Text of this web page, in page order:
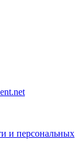
и персональных